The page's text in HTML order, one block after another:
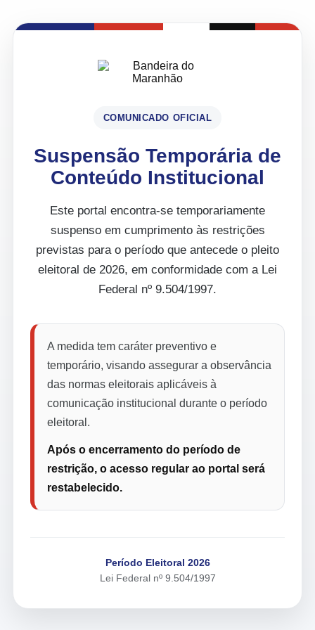
COMUNICADO OFICIAL
Suspensão Temporária de
Conteúdo Institucional
Este portal encontra-se temporariamente
suspenso em cumprimento às restrições
previstas para o período que antecede o pleito
eleitoral de 2026, em conformidade com a Lei
Federal nº 9.504/1997.
A medida tem caráter preventivo e
temporário, visando assegurar a observância
das normas eleitorais aplicáveis à
comunicação institucional durante o período
eleitoral.
Após o encerramento do período de
restrição, o acesso regular ao portal será
restabelecido.
Período Eleitoral 2026
Lei Federal nº 9.504/1997